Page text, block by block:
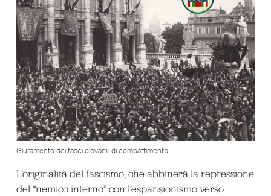
Giuramento dei fasci giovanili di combattimento
L’originalità del fascismo, che abbinerà la repressione
del “nemico interno” con l’espansionismo verso